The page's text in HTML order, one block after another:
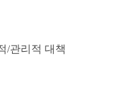
/관리적 대책